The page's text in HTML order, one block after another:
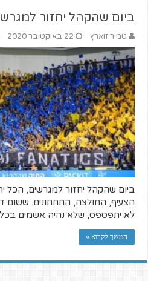
ביום שהקהל יחזור
טמיר זוארץ 22 באוקטובר 2020
ביום שהקהל יחזור למגרשים, הכל
הצעיף, החולצה, התחתונים.
לא יתפספס, שלא נהיה אשמים
המשך לקרוא »